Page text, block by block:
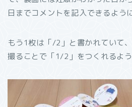
日までコメントを記入できるよう
もう1枚は「/2」と書かれていて
撮ることで「1/2」をつくれるよう